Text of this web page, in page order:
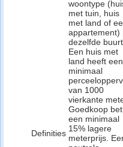
Definities
woontype
met tuin, huis
met land of
appartement)
dezelfde buurt.
Een huis met
land heeft een
minimaal
van 1000
vierkante
Goedkoop
een minimaal
15% lagere
meterprijs.